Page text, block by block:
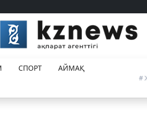
СПОРТ
АЙМАҚ
#